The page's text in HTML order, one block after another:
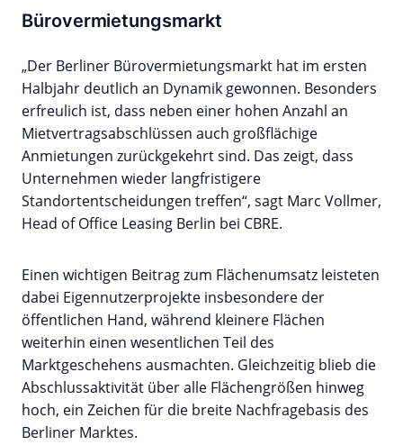
Bürovermietungsmarkt
„Der Berliner Bürovermietungsmarkt hat im ersten
Halbjahr deutlich an Dynamik gewonnen. Besonders
erfreulich ist, dass neben einer hohen Anzahl an
Mietvertragsabschlüssen auch großflächige
Anmietungen zurückgekehrt sind. Das zeigt, dass
Unternehmen wieder langfristigere
Standortentscheidungen treffen“, sagt Marc Vollmer,
Head of Office Leasing Berlin bei CBRE.
Einen wichtigen Beitrag zum Flächenumsatz leisteten
dabei Eigennutzerprojekte insbesondere der
öffentlichen Hand, während kleinere Flächen
weiterhin einen wesentlichen Teil des
Marktgeschehens ausmachten. Gleichzeitig blieb die
Abschlussaktivität über alle Flächengrößen hinweg
hoch, ein Zeichen für die breite Nachfragebasis des
Berliner Marktes.